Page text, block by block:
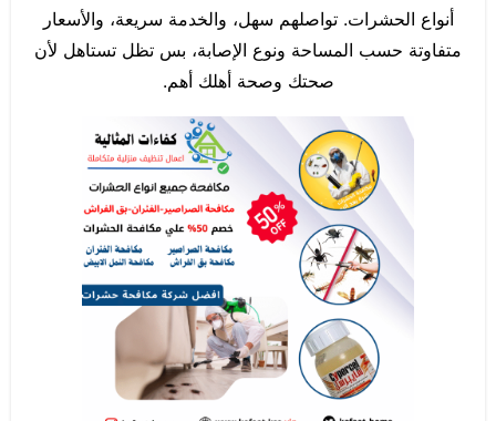
أنواع الحشرات. تواصلهم سهل، والخدمة سريعة، والأسعار
متفاوتة حسب المساحة ونوع الإصابة، بس تظل تستاهل لأن
صحتك وصحة أهلك أهم.